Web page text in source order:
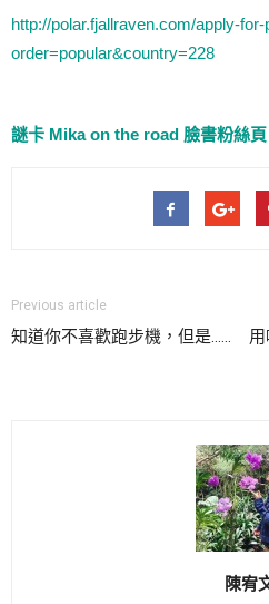
http://polar.fjallraven.com/apply-
order=popular&country=228
謎卡 Mika on the road 臉書粉絲頁
Previous article
知道你不喜歡跑步機，但是……
陳宥